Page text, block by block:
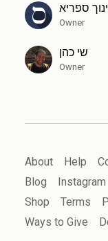
ספריא
Owner
שי כהן
Owner
About Help
Blog
Instagram
Shop
Terms
Ways to Give